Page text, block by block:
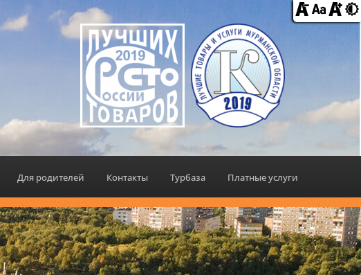
Для родителей Контакты Турбаза Платные услуги